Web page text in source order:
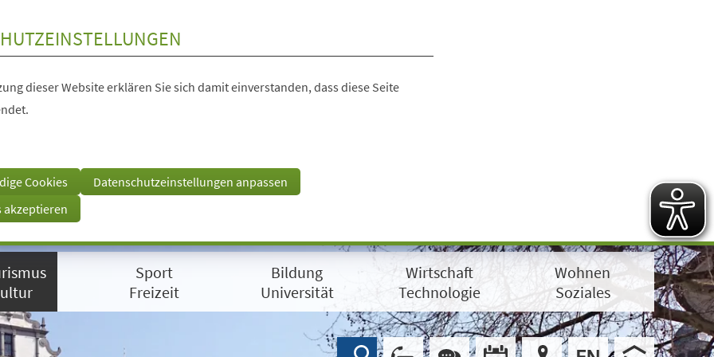
dieser Website erklären Sie sich damit einverstanden, dass diese Seite
Cookies
Datenschutzeinstellungen anpassen
akzeptieren
Sport
Freizeit
Bildung
Universität
Wirtschaft
Technologie
Wohnen
Soziales